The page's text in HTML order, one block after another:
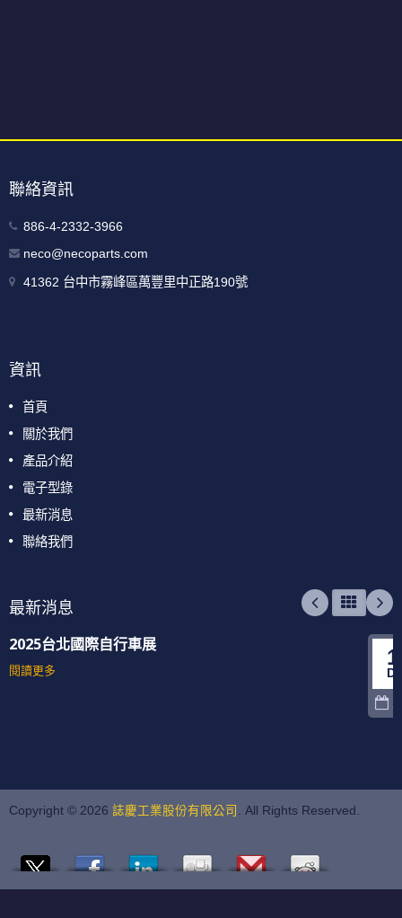
聯絡資訊
886-4-2332-3966
neco@necoparts.com
41362 台中市霧峰區萬豐里中正路190號
資訊
首頁
關於我們
產品介紹
電子型錄
最新消息
聯絡我們
最新消息
2025台北國際自行車展
閱讀更多
Copyright © 2026 誌慶工業股份有限公司 . All Rights Reserved.